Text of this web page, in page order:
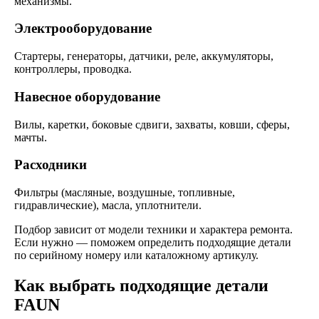
Электрооборудование
Стартеры, генераторы, датчики, реле, аккумуляторы,
контроллеры, проводка.
Навесное оборудование
Вилы, каретки, боковые сдвиги, захваты, ковши, сферы,
мачты.
Расходники
Фильтры (масляные, воздушные, топливные,
гидравлические), масла, уплотнители.
Подбор зависит от модели техники и характера ремонта.
Если нужно — поможем определить подходящие детали
по серийному номеру или каталожному артикулу.
Как выбрать подходящие детали
FAUN